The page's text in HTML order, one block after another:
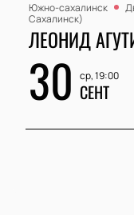
Южно-сахалинск
Сахалинск)
ЛЕОНИД
30 ср, 19:00
СЕНТ